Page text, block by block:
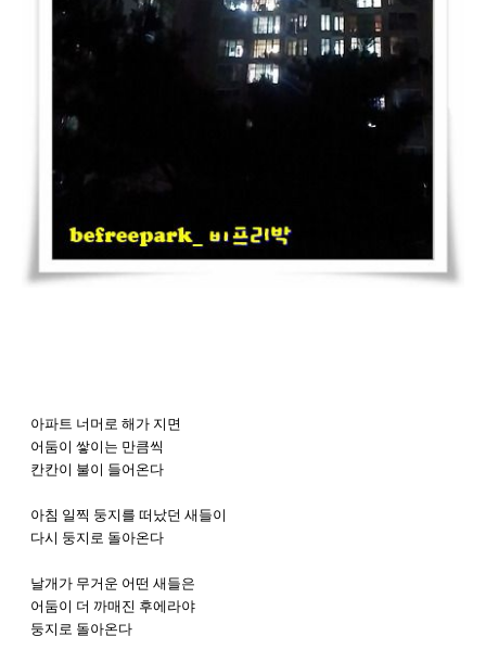
아파트 너머로 해가 지면
어둠이 쌓이는 만큼씩
칸칸이 불이 들어온다
아침 일찍 둥지를 떠났던 새들이
다시 둥지로 돌아온다
날개가 무거운 어떤 새들은
어둠이 더 까매진 후에라야
둥지로 돌아온다